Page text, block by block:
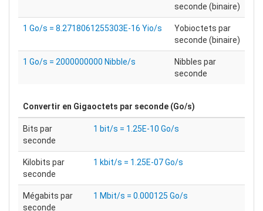
seconde (binaire)
1 Go/s = 8.2718061255303E-16 Yio/s
Yobioctets par
seconde (binaire)
1 Go/s = 2000000000 Nibble/s
Nibbles par
seconde
Convertir en Gigaoctets par seconde (Go/s)
Bits par
seconde
1 bit/s = 1.25E-10 Go/s
Kilobits par
seconde
1 kbit/s = 1.25E-07 Go/s
Mégabits par
seconde
1 Mbit/s = 0.000125 Go/s